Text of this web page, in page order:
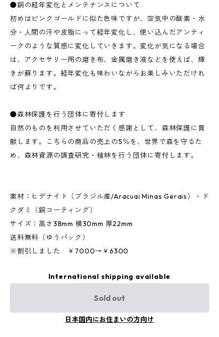
●銅の経年変化とメンテナンスについて
初めはピンクゴールドに似た色味ですが、空気中の酸素・水
分・人間の汗や皮脂にって経年変化し、使い込んだアンティ
ークのような質感に変化していきます。変化が気になる場合
は、アクセサリー用の磨き布、金属磨き液などを使えば、輝
きが蘇ります。経年変化も味わいながらお楽しみいただけれ
ば何よりです。
●森林保護を行う団体に寄付します
自然のものを利用させていただく感謝として、森林保護に貢
献します。こちらの商品の売上の5％を、世界で森を守るた
め、森林資源の調査研究・植林を行う団体に寄付します。
素材：ヒデナイト（ブラジル産/Aracuai Minas Gerais）・ド
クダミ（銅コーティング）
サイズ：高さ38mm 横30mm 厚22mm
送料無料（ゆうパック）
※割引しました ￥7000→￥6300
International shipping available
Sold out
日本国内にお住まいの方向け